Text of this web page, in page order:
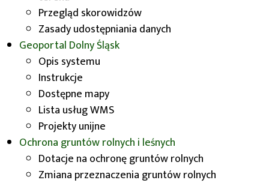
Przegląd skorowidzów
Zasady udostępniania danych
Geoportal Dolny Śląsk
Opis systemu
Instrukcje
Dostępne mapy
Lista usług WMS
Projekty unijne
Ochrona gruntów rolnych i leśnych
Dotacje na ochronę gruntów rolnych
Zmiana przeznaczenia gruntów rolnych
do pozyskania dotacji
Wykaz zadań
dotowanych